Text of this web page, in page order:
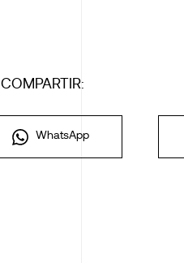
COMPARTIR:
WhatsApp